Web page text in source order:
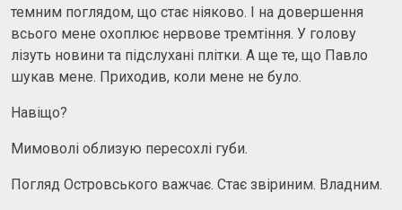
темним поглядом, що стає ніяково. І на довершення
всього мене охоплює нервове тремтіння. У голову
лізуть новини та підслухані плітки. А ще те, що Павло
шукав мене. Приходив, коли мене не було.
Навіщо?
Мимоволі облизую пересохлі губи.
Погляд Островського важчає. Стає звіриним. Владним.